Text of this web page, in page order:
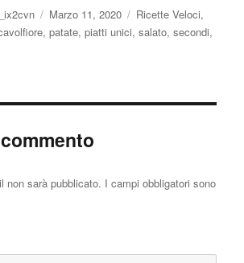
Pubblicato
il
Marzo 11, 2020 Categorie
Ricette Veloci,
,patate,piatti unici,salato,secondi,
non sarà pubblicato. I campi obbligatori sono